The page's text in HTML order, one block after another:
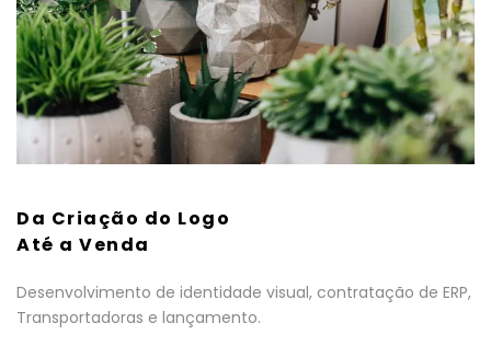
Da Criação do Logo
Até a Venda
Desenvolvimento de identidade visual, contratação de ERP,
Transportadoras e lançamento.